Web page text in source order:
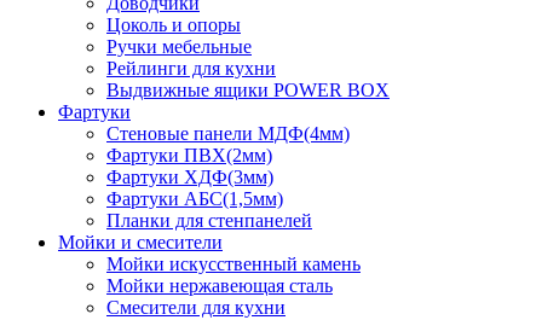
Цоколь и опоры
Ручки мебельные
Рейлинги для кухни
Выдвижные ящики POWER BOX
Фартуки
Стеновые панели МДФ(4мм)
Фартуки ПВХ(2мм)
Фартуки ХДФ(3мм)
Фартуки АБС(1,5мм)
Планки для стенпанелей
Мойки и смесители
Мойки искусственный камень
Мойки нержавеющая сталь
Смесители для кухни